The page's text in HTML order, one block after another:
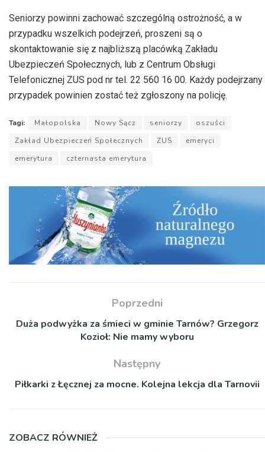
Seniorzy powinni zachować szczególną ostrożność, a w
przypadku wszelkich podejrzeń, proszeni są o
skontaktowanie się z najbliższą placówką Zakładu
Ubezpieczeń Społecznych, lub z Centrum Obsługi
Telefonicznej ZUS pod nr tel. 22 560 16 00. Każdy podejrzany
przypadek powinien zostać też zgłoszony na policję.
Tagi: Małopolska Nowy Sącz seniorzy
oszuści
Zakład Ubezpieczeń Społecznych
ZUS
emeryci
emerytura
czternasta emerytura
Poprzedni
Duża podwyżka za śmieci w gminie Tarnów? Grzegorz
Kozioł: Nie mamy wyboru
Następny
Piłkarki z Łęcznej za mocne. Kolejna lekcja dla Tarnovii
ZOBACZ RÓWNIEŻ